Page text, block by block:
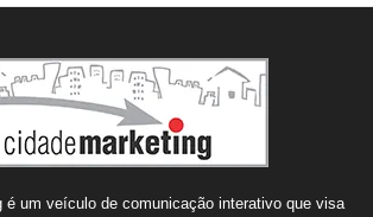
é um veículo de comunicação interativo que visa